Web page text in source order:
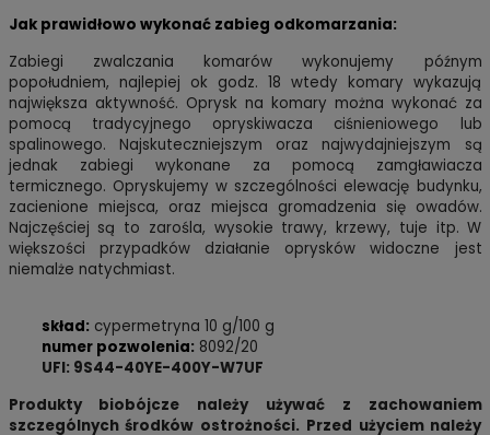
Jak prawidłowo wykonać zabieg odkomarzania:
Zabiegi zwalczania komarów wykonujemy późnym
popołudniem, najlepiej ok godz. 18 wtedy komary wykazują
największa aktywność. Oprysk na komary można wykonać za
pomocą tradycyjnego opryskiwacza ciśnieniowego lub
spalinowego. Najskuteczniejszym oraz najwydajniejszym są
jednak zabiegi wykonane za pomocą zamgławiacza
termicznego. Opryskujemy w szczególności elewację budynku,
zacienione miejsca, oraz miejsca gromadzenia się owadów.
Najczęściej są to zarośla, wysokie trawy, krzewy, tuje itp. W
większości przypadków działanie oprysków widoczne jest
niemalże natychmiast.
skład: cypermetryna 10 g/100 g
numer pozwolenia: 8092/20
UFI: 9S44-40YE-400Y-W7UF
Produkty biobójcze należy używać z zachowaniem
szczególnych środków ostrożności. Przed użyciem należy